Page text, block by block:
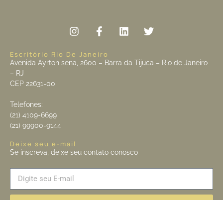
Escritório Rio De Janeiro
Avenida Ayrton sena, 2600 – Barra da Tijuca – Rio de Janeiro
– RJ
CEP 22631-00
Telefones:
(21) 4109-6699
(21) 99900-9144
Deixe seu e-mail
Se inscreva, deixe seu contato conosco